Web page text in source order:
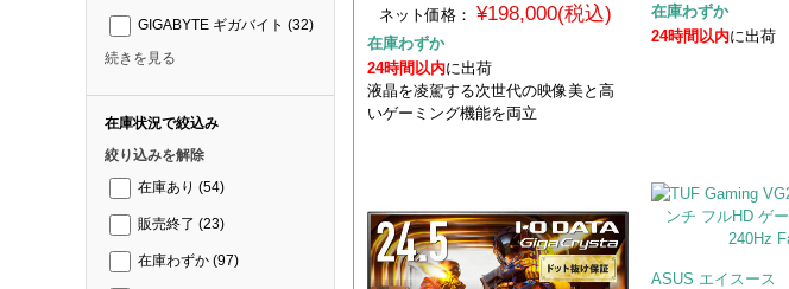
GIGABYTE ギガバイト (32)
続きを見る
在庫状況で絞込み
絞り込みを解除
在庫あり (54)
販売終了 (23)
在庫わずか (97)
ネット価格： ¥198,000(税込)
在庫わずか
24時間以内に出荷
液晶を凌駕する次世代の映像美と高
いゲーミング機能を両立
在庫わずか
24時間以内に出荷
ASUS エイスース